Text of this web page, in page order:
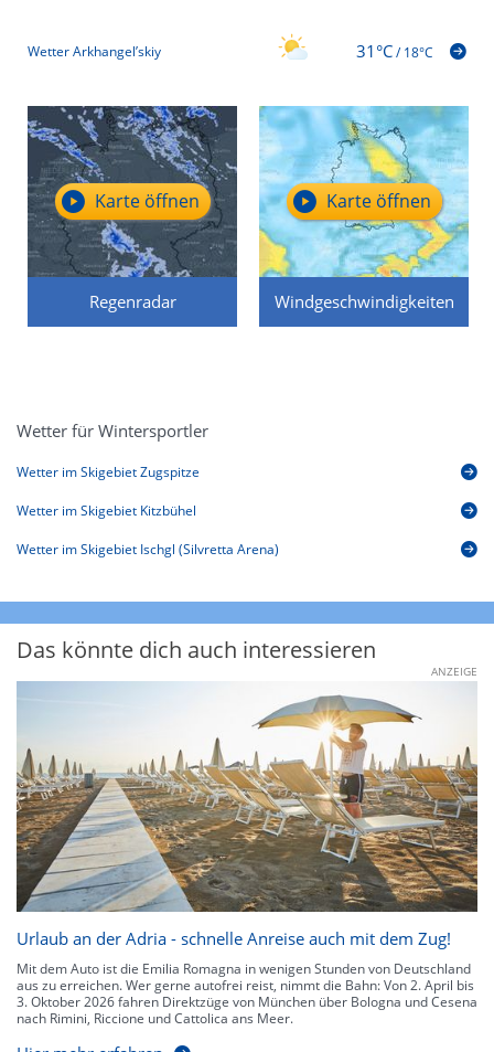
Wetter Arkhangel’skiy 31°C/18°C
Regenradar
Karte öffnen
Windgeschwindigkeiten
Karte öffnen
Wetter für Wintersportler
Wetter im Skigebiet Zugspitze
Wetter im Skigebiet Kitzbühel
Wetter im Skigebiet Ischgl (Silvretta Arena)
Das könnte dich auch interessieren
ANZEIGE
Urlaub an der Adria - schnelle Anreise auch mit dem Zug!
Mit dem Auto ist die Emilia Romagna in wenigen Stunden von Deutschland
aus zu erreichen. Wer gerne autofrei reist, nimmt die Bahn: Von 2. April bis
3. Oktober 2026 fahren Direktzüge von München über Bologna und Cesena
nach Rimini, Riccione und Cattolica ans Meer.